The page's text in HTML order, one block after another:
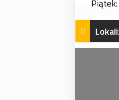
Piątek: